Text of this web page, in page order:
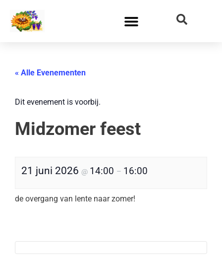
« Alle Evenementen
Dit evenement is voorbij.
Midzomer feest
21 juni 2026 @ 14:00 – 16:00
de overgang van lente naar zomer!